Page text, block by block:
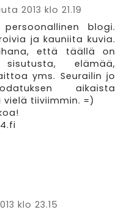
2013 klo 21.19
blogi.
ja kauniita kuvia.
että täällä on
elämää,
yms. Seurailin jo
aikaista
tiiviimmin. =)
klo 23.15